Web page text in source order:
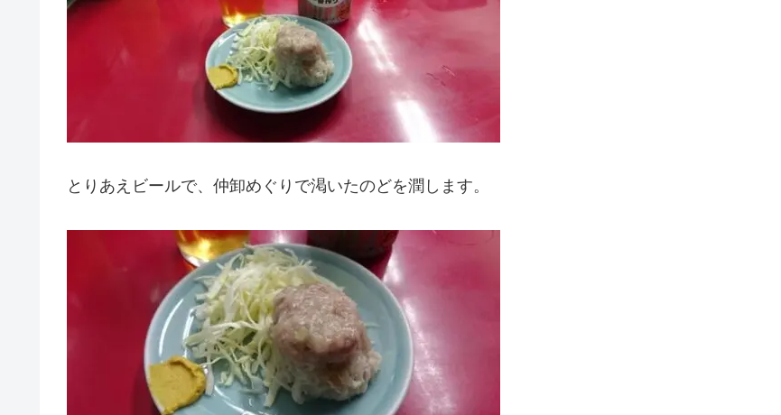
とりあえビールで、仲卸めぐりで渇いたのどを潤します。